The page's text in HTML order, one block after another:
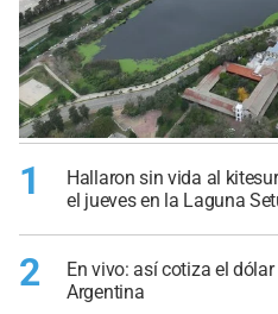
1
Hallaron sin vida al
el jueves en la Laguna
2
En vivo: así cotiza el
Argentina